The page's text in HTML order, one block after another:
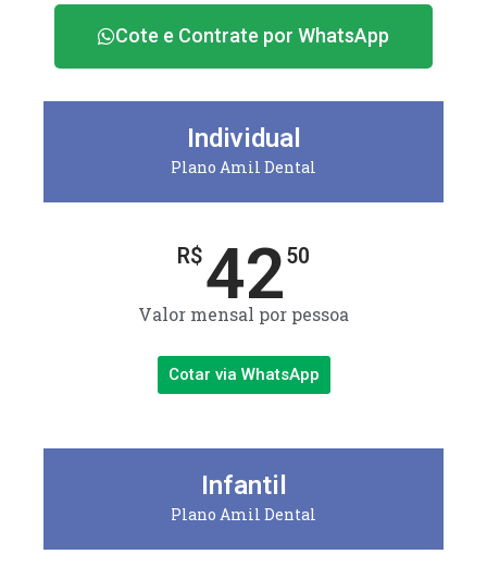
Cote e Contrate por WhatsApp
Individual
Plano Amil Dental
R$4250
Valor mensal por pessoa
Cotar via WhatsApp
Infantil
Plano Amil Dental